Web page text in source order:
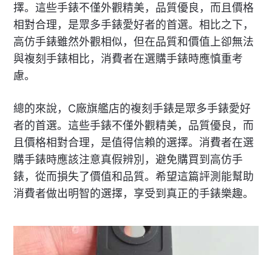
擇。這些手錶不僅外觀精美，品質優良，而且價格
相對合理，是眾多手錶愛好者的首選。相比之下，
高仿手錶雖然外觀相似，但在品質和價值上卻無法
與複刻手錶相比，消費者在選購手錶時應慎重考
慮。
總的來說，C廠旗艦店的複刻手錶是眾多手錶愛好
者的首選。這些手錶不僅外觀精美，品質優良，而
且價格相對合理，是值得信賴的選擇。消費者在選
購手錶時應該注意真假辨別，避免購買到高仿手
錶，從而損失了價值和品質。希望這篇評測能幫助
消費者做出明智的選擇，享受到真正的手錶樂趣。